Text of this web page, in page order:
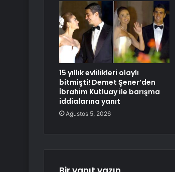
15 yıllık evlilikleri olaylı
bitmişti! Demet Şener’den
İbrahim Kutluay ile barışma
iddialarına yanıt
Ağustos 5, 2026